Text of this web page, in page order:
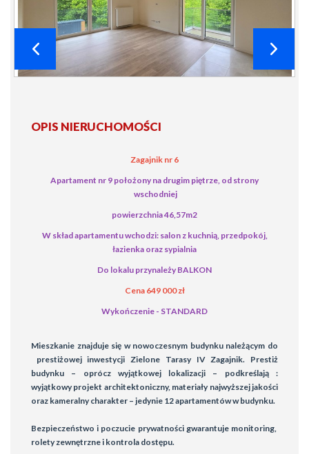
OPIS NIERUCHOMOŚCI
Zagajnik nr 6
Apartament nr 9 położony na drugim piętrze, od strony
wschodniej
powierzchnia 46,57m2
W skład apartamentu wchodzi: salon z kuchnią, przedpokój,
łazienka oraz sypialnia
Do lokalu przynależy BALKON
Cena 649000 zł
Wykończenie - STANDARD
Mieszkanie znajduje się w nowoczesnym budynku należącym do
prestiżowej inwestycji Zielone Tarasy IV Zagajnik. Prestiż
budynku – oprócz wyjątkowej lokalizacji – podkreślają :
wyjątkowy projekt architektoniczny, materiały najwyższej jakości
oraz kameralny charakter – jedynie 12 apartamentów w budynku.
Bezpieczeństwo i poczucie prywatności gwarantuje monitoring,
rolety zewnętrzne i kontrola dostępu.